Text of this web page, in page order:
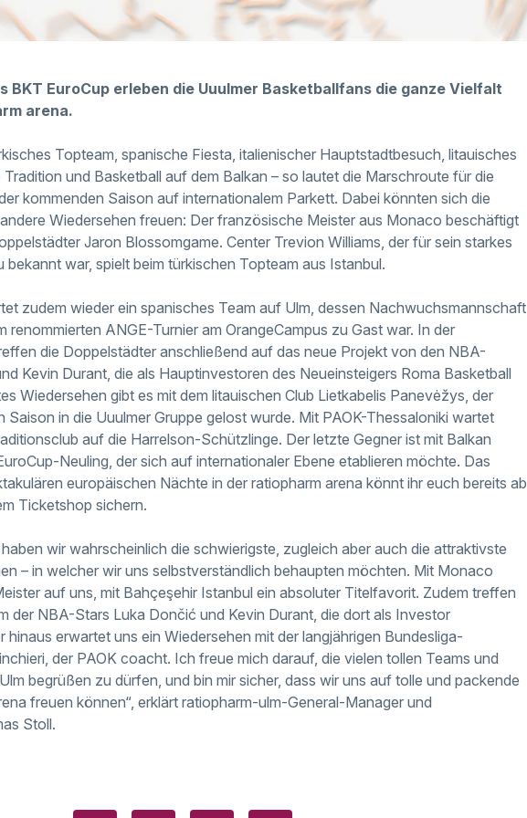
BKT EuroCup erleben die Uuulmer Basketballfans die ganze Vielfalt
arena.
Topteam, spanische Fiesta, italienischer Hauptstadtbesuch, litauisches
und Basketball auf dem Balkan – so lautet die Marschroute für die
kommenden Saison auf internationalem Parkett. Dabei könnten sich die
Wiedersehen freuen: Der französische Meister aus Monaco beschäftigt
Jaron Blossomgame. Center Trevion Williams, der für sein starkes
bekannt war, spielt beim türkischen Topteam aus Istanbul.
zudem wieder ein spanisches Team auf Ulm, dessen Nachwuchsmannschaft
renommierten ANGE-Turnier am OrangeCampus zu Gast war. In der
die Doppelstädter anschließend auf das neue Projekt von den NBA-
Kevin Durant, die als Hauptinvestoren des Neueinsteigers Roma Basketball
Wiedersehen gibt es mit dem litauischen Club Lietkabelis Panevėžys, der
Saison in die Uuulmer Gruppe gelost wurde. Mit PAOK-Thessaloniki wartet
auf die Harrelson-Schützlinge. Der letzte Gegner ist mit Balkan
Neuling, der sich auf internationaler Ebene etablieren möchte. Das
europäischen Nächte in der ratiopharm arena könnt ihr euch bereits ab
Ticketshop sichern.
haben wir wahrscheinlich die schwierigste, zugleich aber auch die attraktivste
– in welcher wir uns selbstverständlich behaupten möchten. Mit Monaco
auf uns, mit Bahçeşehir Istanbul ein absoluter Titelfavorit. Zudem treffen
der NBA-Stars Luka Dončić und Kevin Durant, die dort als Investor
hinaus erwartet uns ein Wiedersehen mit der langjährigen Bundesliga-
der PAOK coacht. Ich freue mich darauf, die vielen tollen Teams und
begrüßen zu dürfen, und bin mir sicher, dass wir uns auf tolle und packende
freuen können“, erklärt ratiopharm-ulm-General-Manager und
Stoll.